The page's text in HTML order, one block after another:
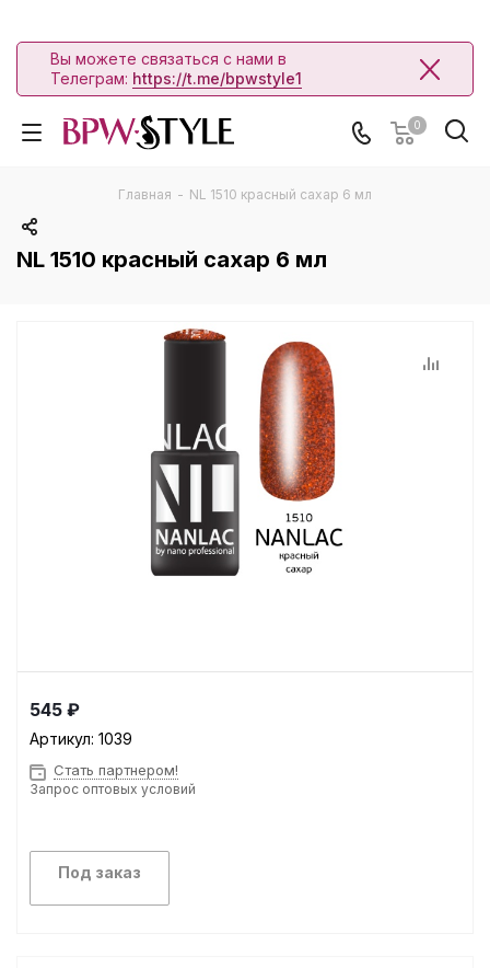
Вы можете связаться с нами в
Телеграм: https://t.me/bpwstyle1
0
Главная - NL 1510 красный сахар 6 мл
NL 1510 красный сахар 6 мл
545 ₽
Артикул: 1039
Стать партнером!
Запрос оптовых условий
Под заказ